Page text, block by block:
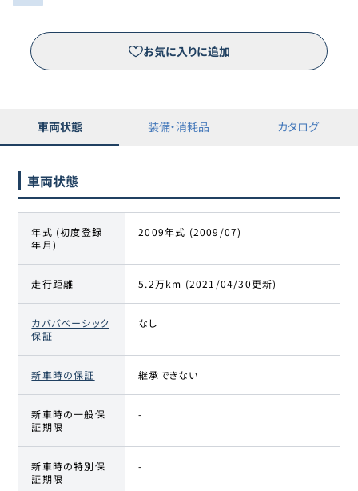
お気に入りに追加
車両状態 装備・消耗品 カタログ
車両状態
年式 (初度登録
年月)
2009年式 (2009/07)
走行距離 5.2万km (2021/04/30更新)
カババベーシック
保証
なし
新車時の保証 継承できない
新車時の一般保
証期限
-
新車時の特別保
証期限
-